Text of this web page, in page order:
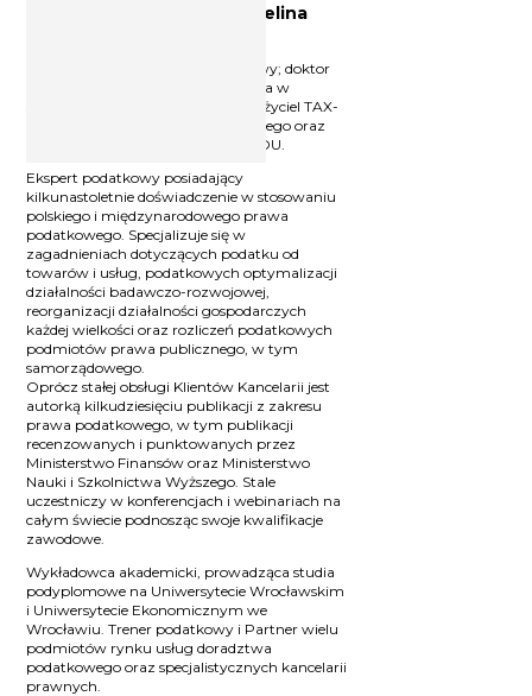
Doradca podatkowy dr Ewelina
Licencjonowany doradca podatkowy; doktor
nauk prawnych w dziedzinie prawa w
specjalizacji prawo finansowe; założyciel TAX-
ES Kancelarii doradztwa podatkowego oraz
współzałożyciel i partner w LEX4YOU.
Ekspert podatkowy posiadający
kilkunastoletnie doświadczenie w stosowaniu
polskiego i międzynarodowego prawa
podatkowego. Specjalizuje się w
zagadnieniach dotyczących podatku od
towarów i usług, podatkowych optymalizacji
działalności badawczo-rozwojowej,
reorganizacji działalności gospodarczych
każdej wielkości oraz rozliczeń podatkowych
podmiotów prawa publicznego, w tym
samorządowego.
Oprócz stałej obsługi Klientów Kancelarii jest
autorką kilkudziesięciu publikacji z zakresu
prawa podatkowego, w tym publikacji
recenzowanych i punktowanych przez
Ministerstwo Finansów oraz Ministerstwo
Nauki i Szkolnictwa Wyższego. Stale
uczestniczy w konferencjach i webinariach na
całym świecie podnosząc swoje kwalifikacje
zawodowe.
Wykładowca akademicki, prowadząca studia
podyplomowe na Uniwersytecie Wrocławskim
i Uniwersytecie Ekonomicznym we
Wrocławiu. Trener podatkowy i Partner wielu
podmiotów rynku usług doradztwa
podatkowego oraz specjalistycznych kancelarii
prawnych.